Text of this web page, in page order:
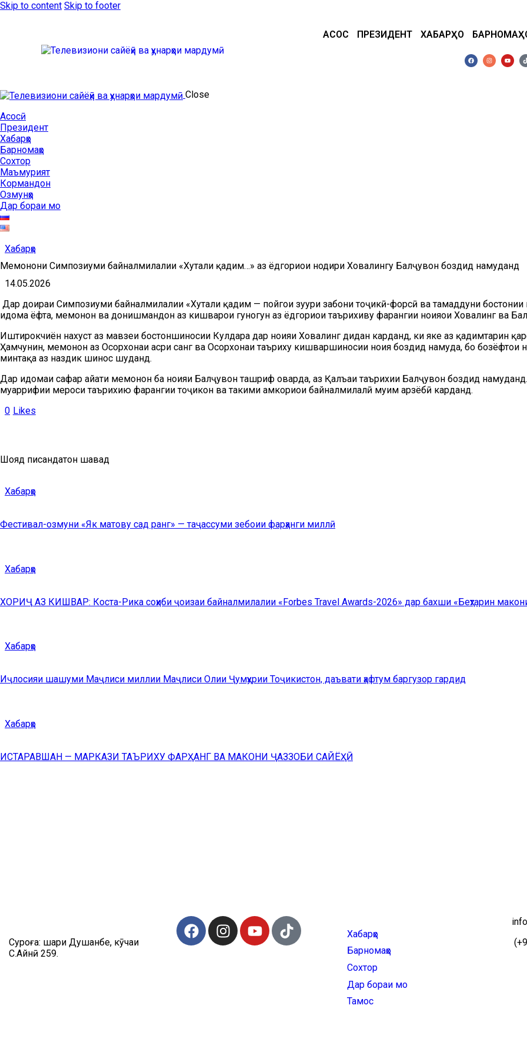
Skip to content Skip to footer
АСОСӢ ПРЕЗИДЕНТ ХАБАРҲО
Close
Асосӣ
Президент
Хабарҳо
Барномаҳо
Сохтор
Маъмурият
Кормандон
Озмунҳо
Дар бораи мо
Хабарҳо
Меҳмонони Симпозиуми байналмилалии «Хутали қадим…» аз ёдгориҳои нодири Ховалингу Балҷувон боздид намуданд
14.05.2026
Дар доираи Симпозиуми байналмилалии «Хутали қадим — пойгоҳи зуҳури забони тоҷикӣ-форсӣ ва тамаддуни
идома ёфта, меҳмонон ва донишмандон аз кишварҳои гуногун аз ёдгориҳои таърихиву фарҳангии ноҳияҳои Ховалинг ва
Иштирокчиён нахуст аз мавзеи бостоншиносии Кулдара дар ноҳияи Ховалинг дидан карданд, ки яке аз қадимтарин
Ҳамчунин, меҳмонон аз Осорхонаи асри санг ва Осорхонаи таъриху кишваршиносии ноҳия боздид намуда, бо бозёфтҳои
минтақа аз наздик шинос шуданд.
Дар идомаи сафар ҳайати меҳмонон ба ноҳияи Балҷувон ташриф оварда, аз Қалъаи таърихии Балҷувон боздид
муаррифии мероси таърихию фарҳангии тоҷикон ва таҳкими ҳамкориҳои байналмилалӣ муҳим арзёбӣ карданд.
0 Likes
Шояд писандатон шавад
Хабарҳо
Фестивал-озмуни «Як матову сад ранг» — таҷассуми зебоии фарҳанги миллӣ
Хабарҳо
ХОРИҶ АЗ КИШВАР: Коста-Рика соҳиби ҷоизаи байналмилалии «Forbes Travel Awards-2026» дар бахши «Беҳтарин
Хабарҳо
Иҷлосияи шашуми Маҷлиси миллии Маҷлиси Олии Ҷумҳурии Тоҷикистон, даъвати ҳафтум баргузор гардид
Хабарҳо
ИСТАРАВШАН — МАРКАЗИ ТАЪРИХУ ФАРҲАНГ ВА МАКОНИ ҶАЗЗОБИ САЙЁҲӢ
Суроға: шаҳри Душанбе, кӯчаи
C.Айнӣ 259.
Хабарҳо
Барномаҳо
Сохтор
Дар бораи мо
Тамос